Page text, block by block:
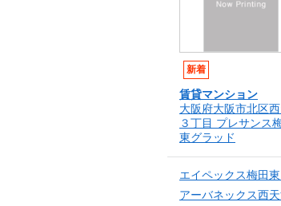
新着
賃貸マンション
大阪府大阪市北区
３丁目 プレサンス
東グラッド
エイペックス梅田
アーバネックス西